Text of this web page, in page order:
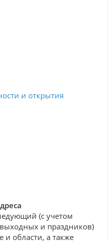
и открытия
(с учетом
и праздников)
и области, а также